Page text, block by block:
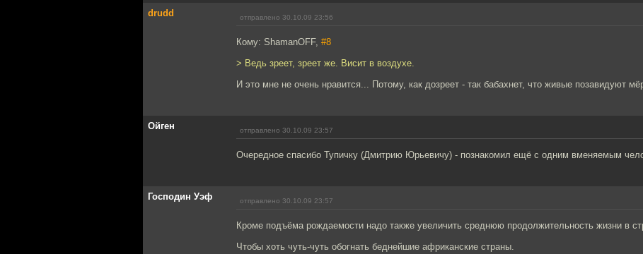
drudd отправлено 30.10.09 23:56
Кому: ShamanOFF, #8
> Ведь зреет, зреет же. Висит в воздухе.
И это мне не очень нравится... Потому, как дозреет - так бабахнет, что живые позавидуют
Ойген отправлено 30.10.09 23:57
Очередное спасибо Тупичку (Дмитрию Юрьевичу) - познакомил ещё с одним вменяемым
Господин Уэф отправлено 30.10.09 23:57
Кроме подъёма рождаемости надо также увеличить среднюю продолжительность жизни в
Чтобы хоть чуть-чуть обогнать беднейшие африканские страны.